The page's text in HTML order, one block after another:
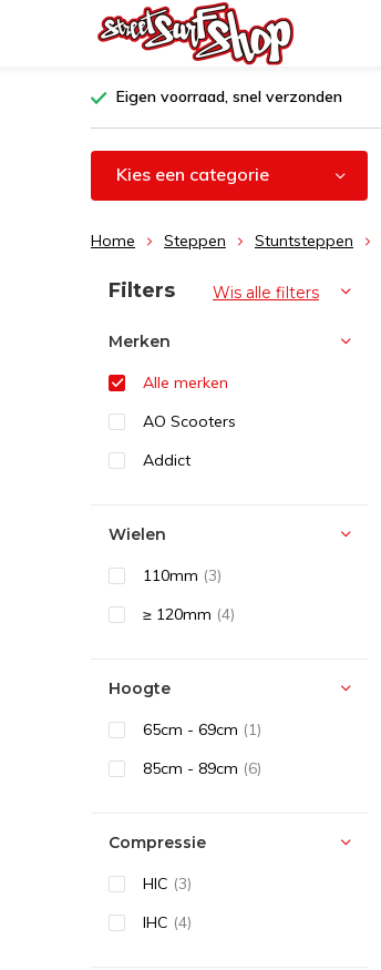
Eigen voorraad, snel verzonden
Kies een categorie
Home Steppen Stuntsteppen
Sorteren op:
Filters Wis alle filters
Merken
Alle merken
AO Scooters
Addict
Wielen
110mm (3)
≥ 120mm (4)
Hoogte
65cm - 69cm (1)
85cm - 89cm (6)
Compressie
HIC (3)
IHC (4)